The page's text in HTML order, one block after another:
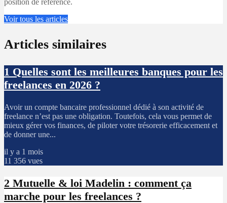
position de référence.
Voir tous les articles
Articles similaires
1 Quelles sont les meilleures banques pour les
freelances en 2026 ?
Avoir un compte bancaire professionnel dédié à son activité de
freelance n’est pas une obligation. Toutefois, cela vous permet de
mieux gérer vos finances, de piloter votre trésorerie efficacement et
de donner une...
il y a 1 mois
11 356 vues
2 Mutuelle & loi Madelin : comment ça
marche pour les freelances ?